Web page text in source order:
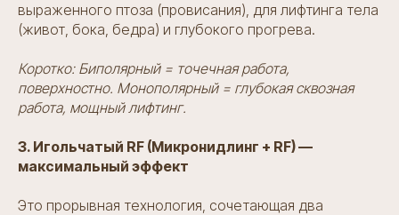
выраженного птоза (провисания), для лифтинга тела
(живот, бока, бедра) и глубокого прогрева.
Коротко: Биполярный = точечная работа,
поверхностно. Монополярный = глубокая сквозная
работа, мощный лифтинг.
3. Игольчатый RF (Микронидлинг + RF) —
максимальный эффект
Это прорывная технология, сочетающая два